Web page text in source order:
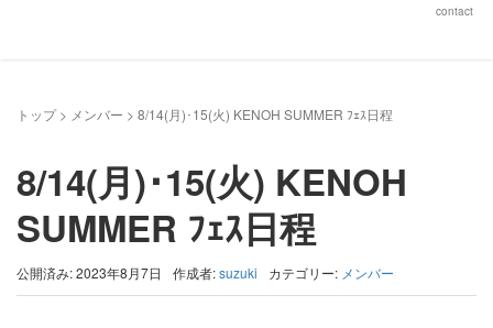
contact
トップ> メンバー > 8/14(月)･15(火) KENOH SUMMER ﾌｪｽ日程
8/14(月)･15(火) KENOH
SUMMER ﾌｪｽ日程
公開済み: 2023年8月7日 作成者:suzuki カテゴリー: メンバー